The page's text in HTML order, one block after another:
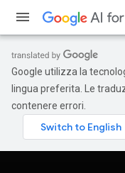
Google utilizza la
lingua preferita. Le
contenere errori.